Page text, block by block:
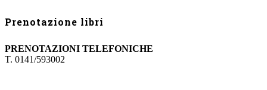
Prenotazione libri
PRENOTAZIONI TELEFONICHE
T. 0141/593002